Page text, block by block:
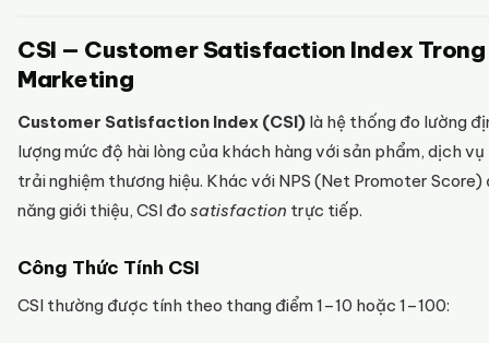
CSI — Customer Satisfaction Index Trong
Marketing
Customer Satisfaction Index (CSI) là hệ thống đo lường
lượng mức độ hài lòng của khách hàng với sản phẩm, dịch
trải nghiệm thương hiệu. Khác với NPS (Net Promoter Score)
năng giới thiệu, CSI đo satisfaction trực tiếp.
Công Thức Tính CSI
CSI thường được tính theo thang điểm 1–10 hoặc 1–100: